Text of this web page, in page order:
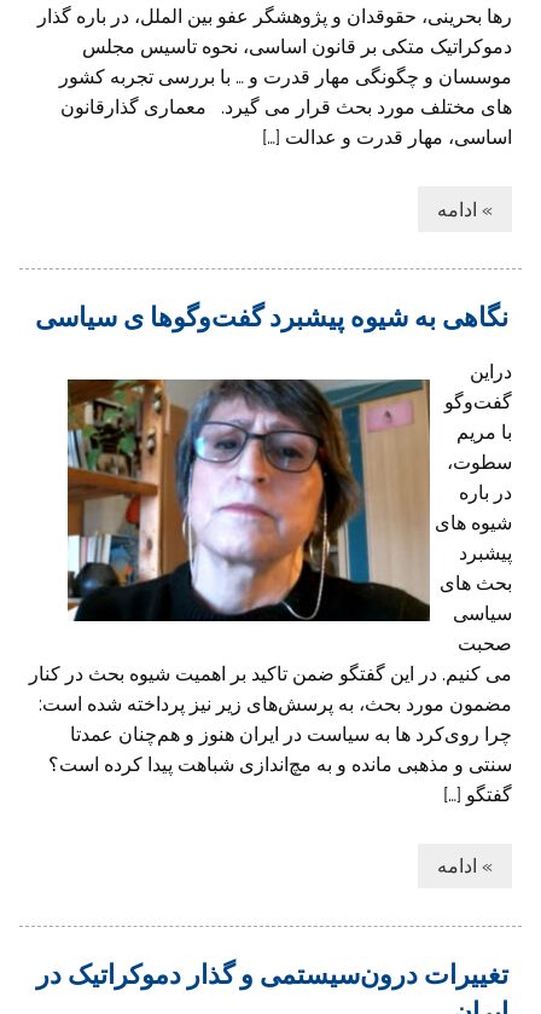
رها بحرینی، حقوقدان و پژوهشگر عفو بین الملل، در باره گذار
دموکراتیک متکی بر قانون اساسی، نحوه تاسیس مجلس
موسسان و چگونگی مهار قدرت و … با بررسی تجربه کشور
های مختلف مورد بحث قرار می گیرد. معماری گذارقانون
اساسی، مهار قدرت و عدالت […]
» ادامه
نگاهی به شیوه پیشبرد‌ گفت‌وگوها ی سیاسی
دراین
گفت‌وگو
با مریم
سطوت،
در باره
شیوه های
پیشبرد
بحث های
سیاسی
صحبت
می کنیم. در این گفتگو ضمن تاکید بر اهمیت شیوه بحث در کنار
مضمون مورد بحث، به پرسش‌های زیر نیز پرداخته شده است:
چرا روی‌کرد ها به سیاست در ایران هنوز و هم‌چنان عمدتا
سنتی و مذهبی مانده و به مچ‌اندازی‌ شباهت پیدا کرده است؟
گفتگو […]
» ادامه
تغییرات درون‌سیستمی و گذار دموکراتیک در